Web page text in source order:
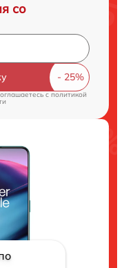
со
c политикой